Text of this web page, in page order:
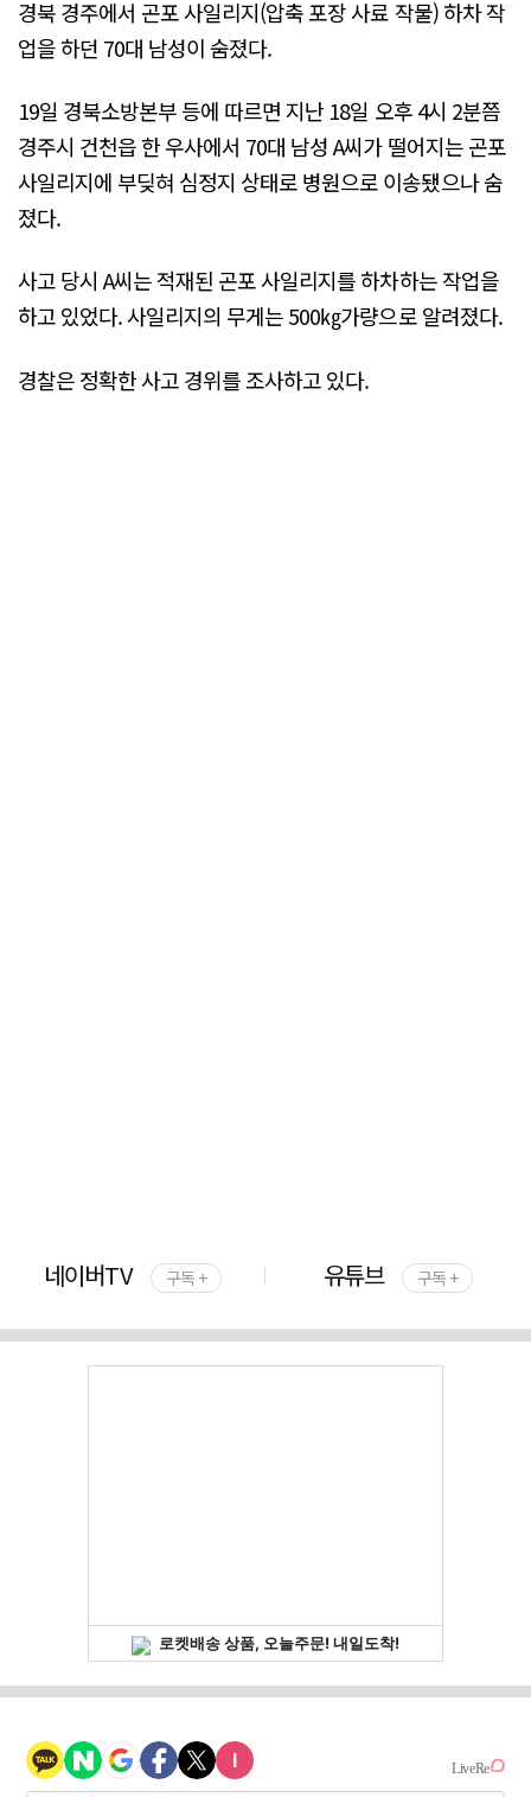
경북 경주에서 곤포 사일리지(압축 포장 사료 작물) 하차 작
업을 하던 70대 남성이 숨졌다.
19일 경북소방본부 등에 따르면 지난 18일 오후 4시 2분쯤
경주시 건천읍 한 우사에서 70대 남성 A씨가 떨어지는 곤포
사일리지에 부딪혀 심정지 상태로 병원으로 이송됐으나 숨
졌다.
사고 당시 A씨는 적재된 곤포 사일리지를 하차하는 작업을
하고 있었다. 사일리지의 무게는 500㎏가량으로 알려졌다.
경찰은 정확한 사고 경위를 조사하고 있다.
네이버TV 구독 + 유튜브 구독 +